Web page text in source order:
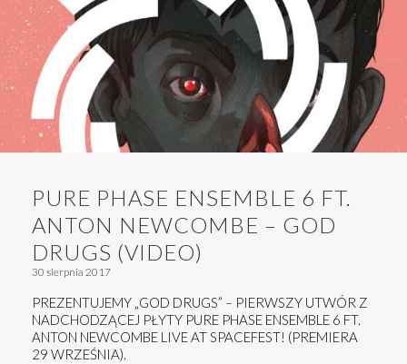
PURE PHASE ENSEMBLE 6 FT.
ANTON NEWCOMBE – GOD
DRUGS (VIDEO)
30 sierpnia 2017
PREZENTUJEMY „GOD DRUGS” – PIERWSZY UTWÓR Z
NADCHODZĄCEJ PŁYTY PURE PHASE ENSEMBLE 6 FT.
ANTON NEWCOMBE LIVE AT SPACEFEST! (PREMIERA
29 WRZEŚNIA).